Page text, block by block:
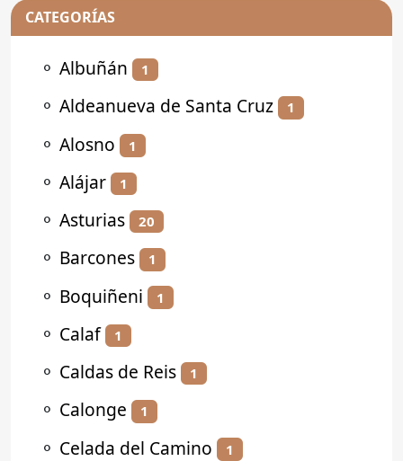
CATEGORÍAS
⚬ Albuñán 1
⚬ Aldeanueva de Santa Cruz 1
⚬ Alosno 1
⚬ Alájar 1
⚬ Asturias 20
⚬ Barcones 1
⚬ Boquiñeni 1
⚬ Calaf 1
⚬ Caldas de Reis 1
⚬ Calonge 1
⚬ Celada del Camino 1